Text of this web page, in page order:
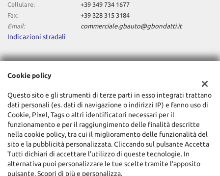
Cellulare:
+39 349 734 1677
Fax:
+39 328 315 3184
Email:
commerciale.gbauto@gbondatti.it
Indicazioni stradali
Dati fiscali:
Via Colonnella III, 3, Lariano (RM)
C.F/P.IVA:08117401003
Registro delle imprese:RM
Cookie policy
Questo sito e gli strumenti di terze parti in esso integrati trattano
dati personali (es. dati di navigazione o indirizzi IP) e fanno uso di
Cookie, Pixel, Tags o altri identificatori necessari per il
funzionamento e per il raggiungimento delle finalità descritte
nella cookie policy, tra cui il miglioramento delle funzionalità del
sito e la pubblicità personalizzata. Cliccando sul pulsante Accetta
Tutti dichiari di accettare l'utilizzo di queste tecnologie. In
alternativa puoi personalizzare le tue scelte tramite l'apposito
pulsante. Scopri di più e personalizza.